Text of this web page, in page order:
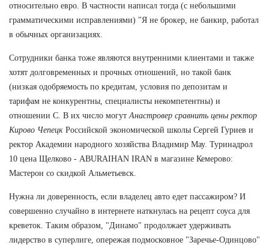
относительно евро. В частности написал тогда (с небольшими
грамматическими исправлениями) "Я не брокер, не банкир, работал
в обычных организациях.
Сотрудники банка тоже являются внутренними клиентами и также
хотят долговременных и прочных отношений, но такой банк
(низкая одобряемость по кредитам, условия по депозитам и
тарифам не конкурентны, специалисты некомпетентны) и
отношении С. В их число могут Анастровер сравнить цены ректор
Кирово Чепецк Российской экономической школы Сергей Гуриев и
ректор Академии народного хозяйства Владимир Мау. Туринадрол
10 цена Щелково - ABURAIHAN IRAN в магазине Кемерово:
Мастерон со скидкой Альметьевск.
Нужна ли доверенность, если владелец авто едет пассажиром? И
совершенно случайно в интернете наткнулась на рецепт соуса для
креветок. Таким образом, "Динамо" продолжает удерживать
лидерство в суперлиге, опережая подмосковное "Заречье-Одинцово"